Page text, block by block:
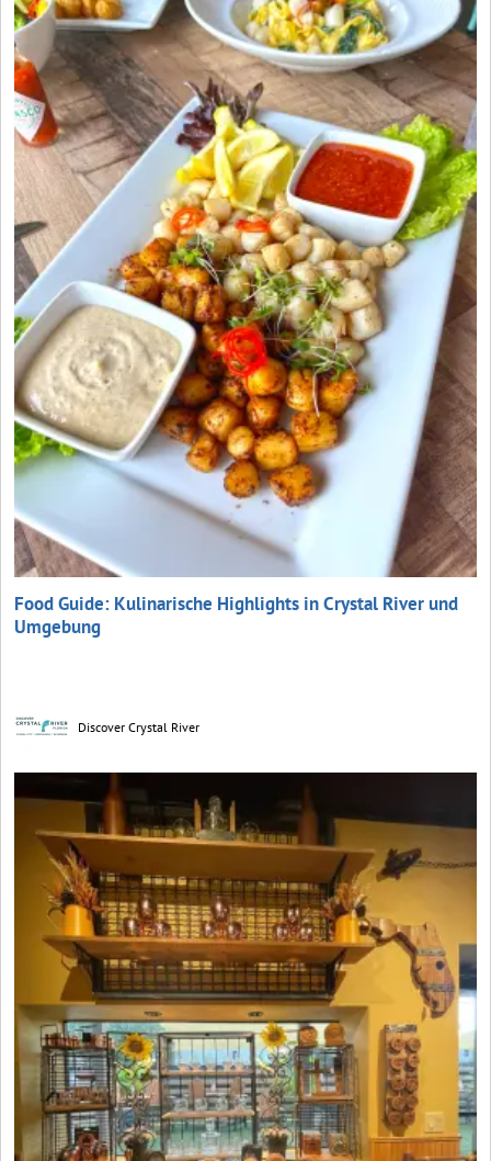
Food Guide: Kulinarische Highlights in Crystal River und
Umgebung
Discover Crystal River